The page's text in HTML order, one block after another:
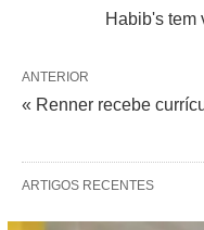
Habib's tem
ANTERIOR
« Renner recebe
ARTIGOS RECENTES